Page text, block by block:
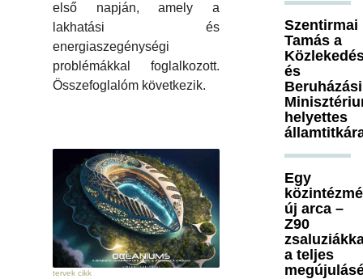
első napján, amely a
lakhatási és
energiaszegénységi
problémákkal foglalkozott.
Összefoglalóm következik.
tervek cikk
Szentirmai
Tamás a
és
Beruházási
helyettes
Egy
új arca –
Z90
a teljes